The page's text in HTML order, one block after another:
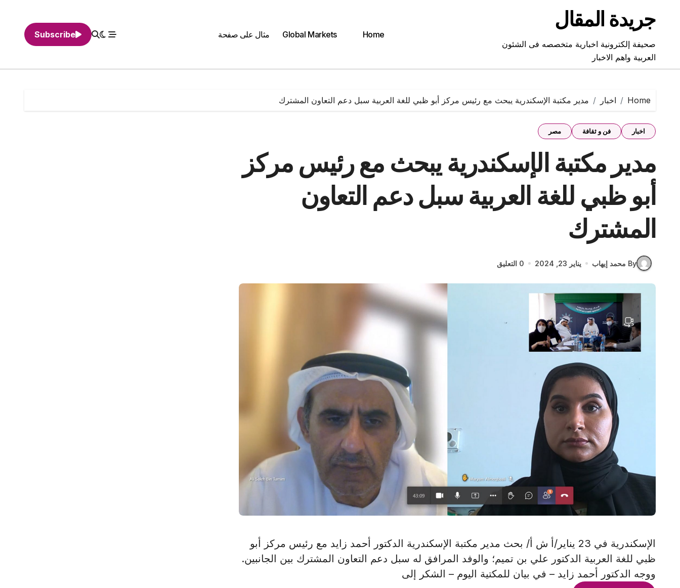
contentجريدة المقال
صحيفة إلكترونية اخبارية متخصصه فى الشئون
العربية واهم الاخبار
Home
Global Markets مثال على صفحة Subscribe
Home اخبار مدير مكتبة الإسكندرية يبحث مع رئيس مركز أبو ظبي للغة العربية سبل دعم التعاون المشترك
اخبار فن و ثقافة مصر
مدير مكتبة الإسكندرية يبحث مع رئيس مركز
أبو ظبي للغة العربية سبل دعم التعاون
المشترك
By محمد إيهاب يناير 23, 2024 0 التعليق
الإسكندرية في 23 يناير/أ ش أ/ بحث مدير مكتبة الإسكندرية الدكتور أحمد زايد مع رئيس مركز أبو
ظبي للغة العربية الدكتور علي بن تميم؛ والوفد المرافق له سبل دعم التعاون المشترك بين الجانبين.
ووجه الدكتور أحمد زايد – في بيان للمكتية اليوم – الشكر إلى